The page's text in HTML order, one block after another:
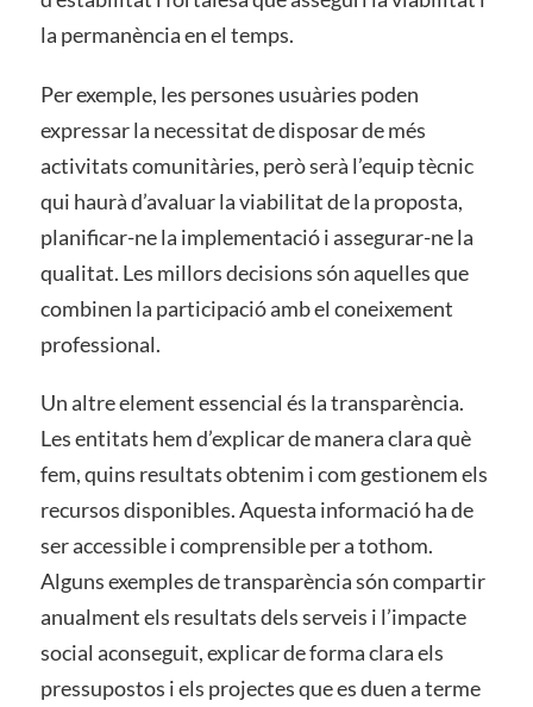
la permanència en el temps.
Per exemple, les persones usuàries poden
expressar la necessitat de disposar de més
activitats comunitàries, però serà l’equip tècnic
qui haurà d’avaluar la viabilitat de la proposta,
planificar-ne la implementació i assegurar-ne la
qualitat. Les millors decisions són aquelles que
combinen la participació amb el coneixement
professional.
Un altre element essencial és la transparència.
Les entitats hem d’explicar de manera clara què
fem, quins resultats obtenim i com gestionem els
recursos disponibles. Aquesta informació ha de
ser accessible i comprensible per a tothom.
Alguns exemples de transparència són compartir
anualment els resultats dels serveis i l’impacte
social aconseguit, explicar de forma clara els
pressupostos i els projectes que es duen a terme